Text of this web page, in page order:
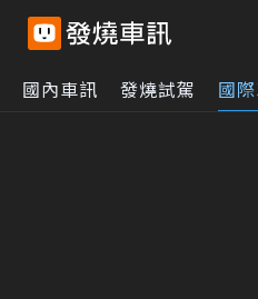
國內車訊 發燒試駕 國